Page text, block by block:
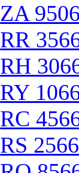
ZA
RR
RH
RY
RC
RS